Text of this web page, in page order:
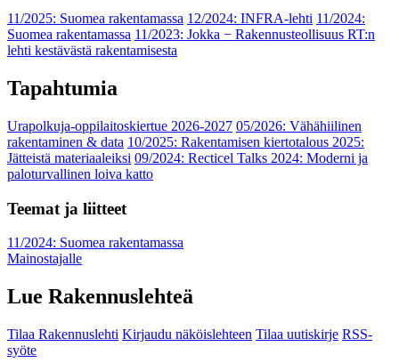
11/2025: Suomea rakentamassa 12/2024: INFRA-lehti 11/2024:
Suomea rakentamassa 11/2023: Jokka − Rakennusteollisuus RT:n
lehti kestävästä rakentamisesta
Tapahtumia
Urapolkuja-oppilaitoskiertue 2026-2027 05/2026: Vähähiilinen
rakentaminen & data 10/2025: Rakentamisen kiertotalous 2025:
Jätteistä materiaaleiksi 09/2024: Recticel Talks 2024: Moderni ja
paloturvallinen loiva katto
Teemat ja liitteet
11/2024: Suomea rakentamassa
Mainostajalle
Lue Rakennuslehteä
Tilaa Rakennuslehti Kirjaudu näköislehteen Tilaa uutiskirje RSS-
syöte